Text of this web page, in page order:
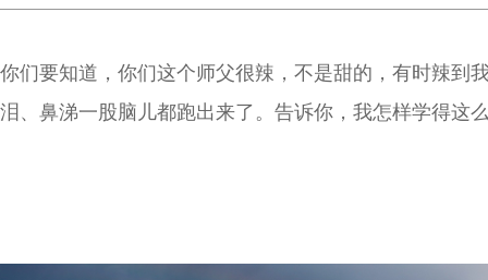
你们要知道，你们这个师父很辣，不是甜的，有时辣到
泪、鼻涕一股脑儿都跑出来了。告诉你，我怎样学得这